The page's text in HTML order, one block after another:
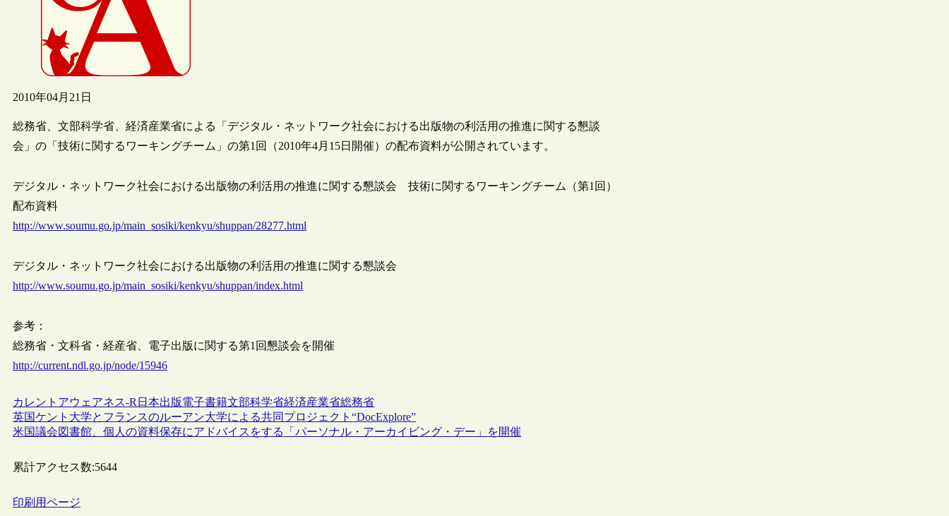
2010年04月21日
総務省、文部科学省、経済産業省による「デジタル・ネットワーク社会における出版物の利活用の推進に関する懇談
会」の「技術に関するワーキングチーム」の第1回（2010年4月15日開催）の配布資料が公開されています。
デジタル・ネットワーク社会における出版物の利活用の推進に関する懇談会 技術に関するワーキングチーム（第1回）
配布資料
http://www.soumu.go.jp/main_sosiki/kenkyu/shuppan/28277.html
デジタル・ネットワーク社会における出版物の利活用の推進に関する懇談会
http://www.soumu.go.jp/main_sosiki/kenkyu/shuppan/index.html
参考：
総務省・文科省・経産省、電子出版に関する第1回懇談会を開催
http://current.ndl.go.jp/node/15946
カレントアウェアネス-R 日本出版電子書籍文部科学省経済産業省総務省
英国ケント大学とフランスのルーアン大学による共同プロジェクト“DocExplore”
米国議会図書館、個人の資料保存にアドバイスをする「パーソナル・アーカイビング・デー」を開催
累計アクセス数:5644
印刷用ページ